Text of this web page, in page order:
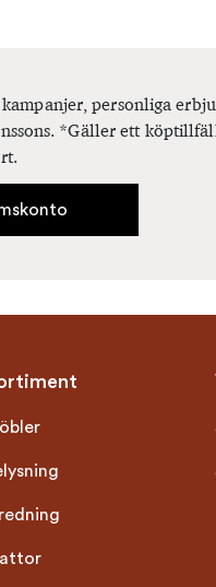
personliga
*Gäller ett